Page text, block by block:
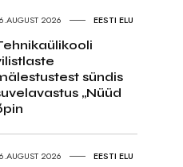
2026 EESTI ELU
sündis
„Nüüd
2026 EESTI ELU